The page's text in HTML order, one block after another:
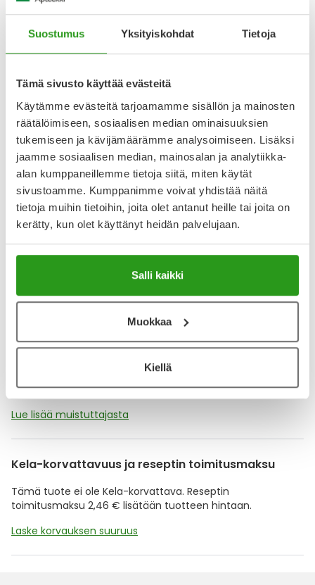
Suostumus Yksityiskohdat Tietoja
Tämä sivusto käyttää evästeitä
Käytämme evästeitä tarjoamamme sisällön ja mainosten
räätälöimiseen, sosiaalisen median ominaisuuksien
tukemiseen ja kävijämäärämme analysoimiseen. Lisäksi
jaamme sosiaalisen median, mainosalan ja analytiikka-
alan kumppaneillemme tietoja siitä, miten käytät
sivustoamme. Kumppanimme voivat yhdistää näitä
tietoja muihin tietoihin, joita olet antanut heille tai joita on
kerätty, kun olet käyttänyt heidän palvelujaan.
Salli kaikki
Muokkaa
Kiellä
Lääkkeen ottaminen
Laastari kiinnitetään karvattomaan ja kuivaan ihonkohtaan
Lääkkeillä ja reseptillä ostetuilla tuotteilla ei ole
palautusoikeutta.
Varaa reseptilääke apteekkiin, maksa apteekissa
Katso kaikki BUPRENORPHINE SANDOZ-tuotteet
YA-muistuttaja
tuotteet ajoissa, eivätkä ne lopu kesken.
Lue lisää muistuttajasta
Kela-korvattavuus ja reseptin toimitusmaksu
Tämä tuote ei ole Kela-korvattava. Reseptin
toimitusmaksu 2,46 € lisätään tuotteen hintaan.
Laske korvauksen suuruus